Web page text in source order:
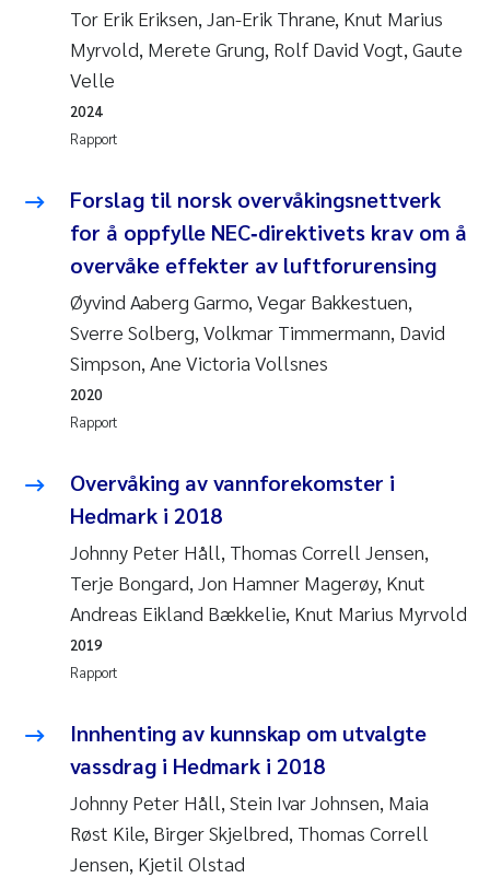
Anastasia Georgantzopoulou
Roar Brænden
Merete Schøyen
Camilla With Fagerli
Lena Haugland Moen
Medyan Esam Ghareeb
Prem Chand
Thorjørn Larssen
Kasper Hancke
Svetlana Pakhomova
Li Xie
Susanne Jøntvedt Jørgensen
Uta Brandt
Samantha Goncalves Prat
Knut Erik Tollefsen
Tor Erik Eriksen, Jan-Erik Thrane, Knut Marius
Myrvold, Merete Grung, Rolf David Vogt, Gaute
Velle
Rapport
2024
Forslag til norsk overvåkingsnettverk
for å oppfylle NEC‐direktivets krav om å
overvåke effekter av luftforurensing
Øyvind Aaberg Garmo, Vegar Bakkestuen,
Sverre Solberg, Volkmar Timmermann, David
Simpson, Ane Victoria Vollsnes
Rapport
2020
Overvåking av vannforekomster i
Hedmark i 2018
Johnny Peter Håll, Thomas Correll Jensen,
Terje Bongard, Jon Hamner Magerøy, Knut
Andreas Eikland Bækkelie, Knut Marius Myrvold
Rapport
2019
Innhenting av kunnskap om utvalgte
vassdrag i Hedmark i 2018
Johnny Peter Håll, Stein Ivar Johnsen, Maia
Røst Kile, Birger Skjelbred, Thomas Correll
Jensen, Kjetil Olstad